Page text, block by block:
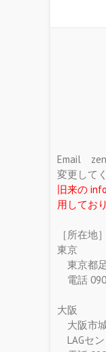
Email
変更して
旧来の
用してお
［所在地］
東京
東京都
電話
大阪
大阪市
LAGセ